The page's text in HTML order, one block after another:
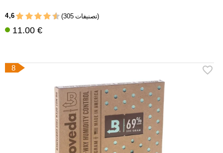
4,6 (305 تصنيفات)
11.00 €
8